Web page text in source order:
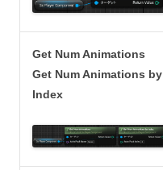
Get Num Animations
Get Num Animations by
Index